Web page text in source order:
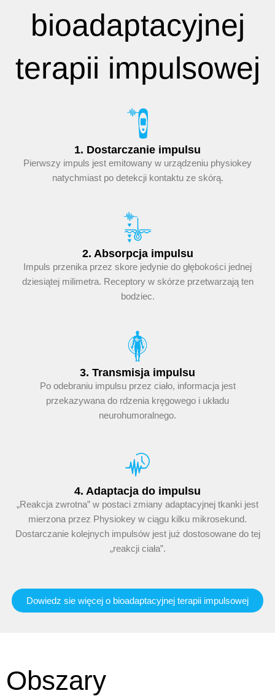
bioadaptacyjnej
terapii impulsowej
1. Dostarczanie impulsu
Pierwszy impuls jest emitowany w urządzeniu physiokey
natychmiast po detekcji kontaktu ze skórą.
2. Absorpcja impulsu
Impuls przenika przez skore jedynie do głębokości jednej
dziesiątej milimetra. Receptory w skórze przetwarzają ten
bodziec.
3. Transmisja impulsu
Po odebraniu impulsu przez ciało, informacja jest
przekazywana do rdzenia kręgowego i układu
neurohumoralnego.
4. Adaptacja do impulsu
„Reakcja zwrotna” w postaci zmiany adaptacyjnej tkanki jest
mierzona przez Physiokey w ciągu kilku mikrosekund.
Dostarczanie kolejnych impulsów jest już dostosowane do tej
„reakcji ciała”.
Dowiedz sie więcej o bioadaptacyjnej terapii impulsowej
Obszary